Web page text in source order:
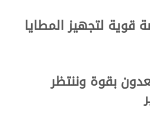
قوية لتجهيز المطايا
بقوة وننتظر